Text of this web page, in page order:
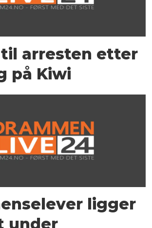
arresten etter
på Kiwi
ligger
under